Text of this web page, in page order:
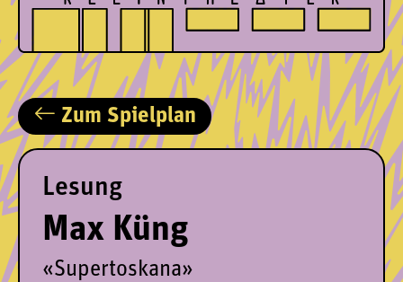
Zum Spielplan
Lesung
Max Küng
«Supertoskana»